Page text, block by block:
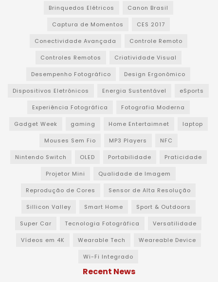
Brinquedos Elétricos Canon Brasil
Captura de Momentos CES 2017
Conectividade Avançada Controle Remoto
Controles Remotos Criatividade Visual
Desempenho Fotográfico Design Ergonômico
Dispositivos Eletrônicos Energia Sustentável eSports
Experiência Fotográfica Fotografia Moderna
Gadget Week gaming Home Entertaimnet laptop
Mouses Sem Fio MP3 Players NFC
Nintendo Switch OLED Portabilidade Praticidade
Projetor Mini Qualidade de Imagem
Reprodução de Cores Sensor de Alta Resolução
Sillicon Valley Smart Home Sport & Outdoors
Super Car Tecnologia Fotográfica Versatilidade
Vídeos em 4K Wearable Tech Weareable Device
Wi-Fi Integrado
Recent News